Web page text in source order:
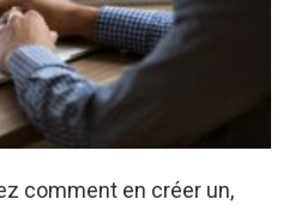
comment en créer un,